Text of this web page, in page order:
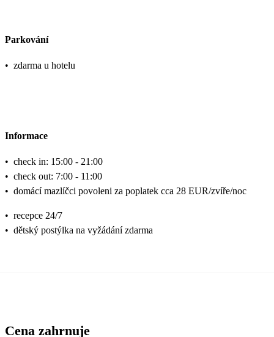
Parkování
• zdarma u hotelu
Informace
• check in: 15:00 - 21:00
• check out: 7:00 - 11:00
• domácí mazlíčci povoleni za poplatek cca 28 EUR/zvíře/noc
• recepce 24/7
• dětský postýlka na vyžádání zdarma
Cena zahrnuje